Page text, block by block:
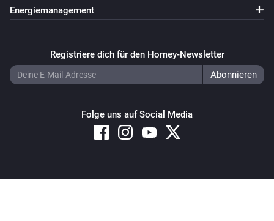
Energiemanagement
Registriere dich für den Homey-Newsletter
Folge uns auf Social Media